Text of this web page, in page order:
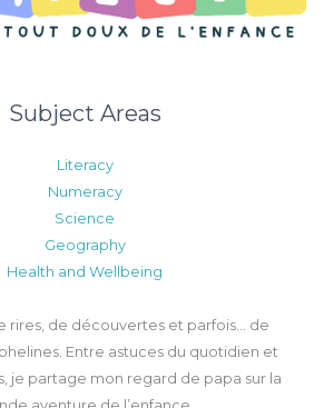
Subject Areas
Literacy
Numeracy
Science
Geography
Health and Wellbeing
rires, de découvertes et parfois… de
Entre astuces du quotidien et
je partage mon regard de papa sur la